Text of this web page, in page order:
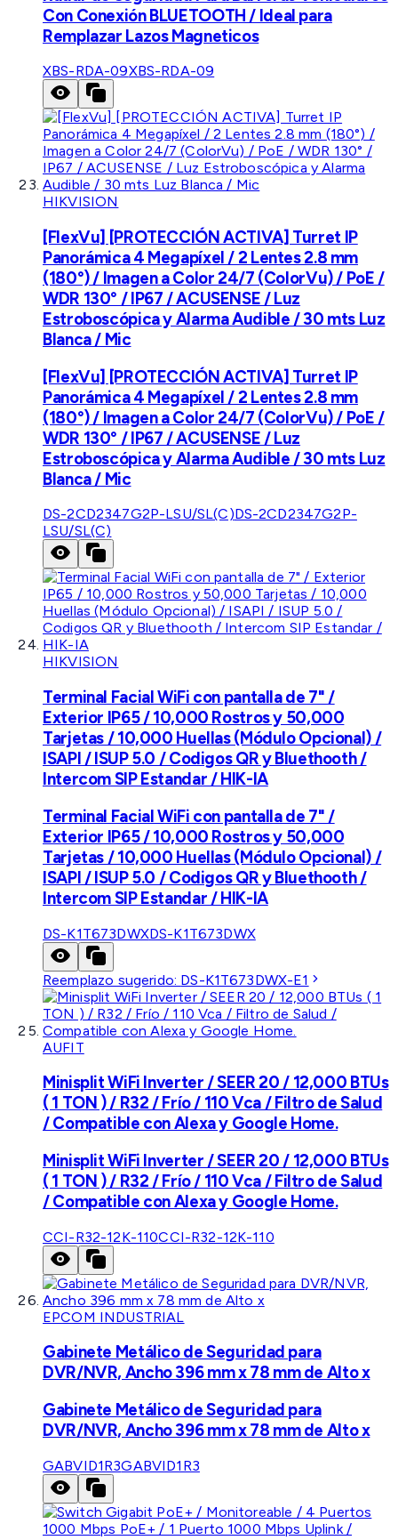
Con Conexión BLUETOOTH / Ideal para
Remplazar Lazos Magneticos
XBS-RDA-09XBS-RDA-09
HIKVISION
[FlexVu] [PROTECCIÓN ACTIVA] Turret IP
Panorámica 4 Megapíxel / 2 Lentes 2.8 mm
(180°) / Imagen a Color 24/7 (ColorVu) / PoE /
WDR 130° / IP67 / ACUSENSE / Luz
Estroboscópica y Alarma Audible / 30 mts Luz
Blanca / Mic
[FlexVu] [PROTECCIÓN ACTIVA] Turret IP
Panorámica 4 Megapíxel / 2 Lentes 2.8 mm
(180°) / Imagen a Color 24/7 (ColorVu) / PoE /
WDR 130° / IP67 / ACUSENSE / Luz
Estroboscópica y Alarma Audible / 30 mts Luz
Blanca / Mic
DS-2CD2347G2P-LSU/SL(C)DS-2CD2347G2P-
LSU/SL(C)
HIKVISION
Terminal Facial WiFi con pantalla de 7" /
Exterior IP65 / 10,000 Rostros y 50,000
Tarjetas / 10,000 Huellas (Módulo Opcional) /
ISAPI / ISUP 5.0 / Codigos QR y Bluethooth /
Intercom SIP Estandar / HIK-IA
Terminal Facial WiFi con pantalla de 7" /
Exterior IP65 / 10,000 Rostros y 50,000
Tarjetas / 10,000 Huellas (Módulo Opcional) /
ISAPI / ISUP 5.0 / Codigos QR y Bluethooth /
Intercom SIP Estandar / HIK-IA
DS-K1T673DWXDS-K1T673DWX
Reemplazo sugerido: DS-K1T673DWX-E1
AUFIT
Minisplit WiFi Inverter / SEER 20 / 12,000 BTUs
( 1 TON ) / R32 / Frío / 110 Vca / Filtro de Salud
/ Compatible con Alexa y Google Home.
Minisplit WiFi Inverter / SEER 20 / 12,000 BTUs
( 1 TON ) / R32 / Frío / 110 Vca / Filtro de Salud
/ Compatible con Alexa y Google Home.
CCI-R32-12K-110CCI-R32-12K-110
EPCOM INDUSTRIAL
Gabinete Metálico de Seguridad para
DVR/NVR, Ancho 396 mm x 78 mm de Alto x
Gabinete Metálico de Seguridad para
DVR/NVR, Ancho 396 mm x 78 mm de Alto x
GABVID1R3GABVID1R3